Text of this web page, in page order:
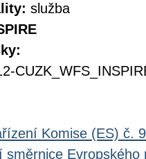
služba
Komise (ES) č.
směrnice